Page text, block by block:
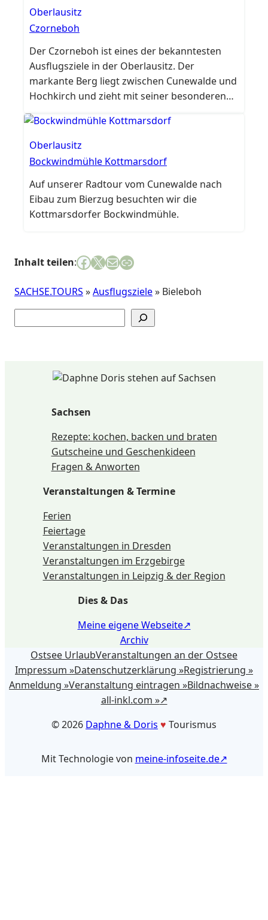
Liegewiesen und viele Möglichkeiten für
Bewegung, Spiel und Erholung. Für
Abwechslung sorgen Sprungturm, Rutsche,
Spielplatz und Kiosk. Damit eignet sich das
Freibad für…
Oberlausitz
Czorneboh
Der Czorneboh ist eines der bekanntesten
Ausflugsziele in der Oberlausitz. Der
markante Berg liegt zwischen Cunewalde und
Hochkirch und zieht mit seiner besonderen
Lage, dem historischen Aussichtsturm und
dem Berggasthof viele Wanderer, Ausflügler
und Naturfreunde an. Wer den Gipfel
erreicht, wird mit weiter Landschaft, frischer
Bergluft und einer angenehm ruhigen
Atmosphäre belohnt. Aussicht, Geschichte
und…
Oberlausitz
Bockwindmühle Kottmarsdorf
Auf unserer Radtour vom Cunewalde nach
Eibau zum Bierzug besuchten wir die
Kottmarsdorfer Bockwindmühle.
Inhalt teilen:Facebook
X E-Mail
Link
SACHSE.TOURS »Ausflugsziele» Bieleboh
Sachsen
Rezepte: kochen, backen und braten
Gutscheine und Geschenkideen
Fragen & Anworten
Veranstaltungen & Termine
Ferien
Feiertage
Veranstaltungen in Dresden
Veranstaltungen im Erzgebirge
Veranstaltungen in Leipzig & der Region
Dies & Das
Meine eigene Webseite
Archiv
Ostsee UrlaubVeranstaltungen an der Ostsee
Impressum »Datenschutzerklärung »Registrierung »
Anmeldung »Veranstaltung eintragen »Bildnachweise »
all-inkl.com »
©️ 2026 Daphne & Doris ♥️ Tourismus
Mit Technologie von meine-infoseite.de